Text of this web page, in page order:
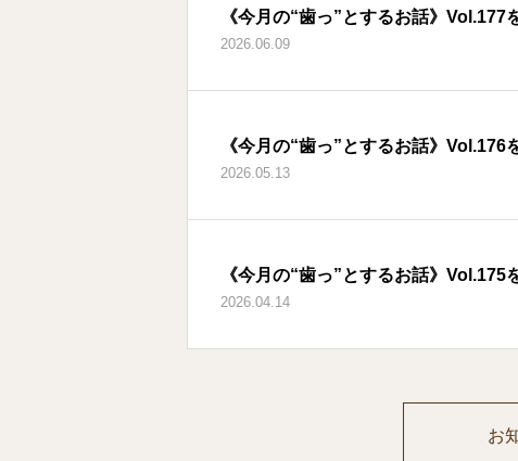
《今月の“歯っ”とするお話》Vol.177
2026.06.09
《今月の“歯っ”とするお話》Vol.176
2026.05.13
《今月の“歯っ”とするお話》Vol.175
2026.04.14
お